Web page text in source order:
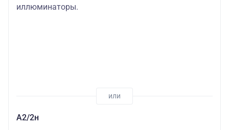
иллюминаторы.
А2/2н